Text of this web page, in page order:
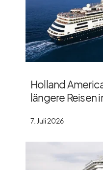
Holland
längere Reisen
7. Juli 2026